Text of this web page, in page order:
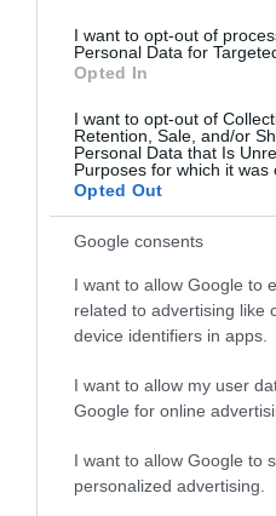
I want to opt-out of
Personal Data for
Opted In
I want to opt-out of
Retention, Sale, and/or
Personal Data that Is
Purposes for which it was
Opted Out
Google consents
I want to allow Google to
related to advertising like
device identifiers in apps.
I want to allow my user
Google for online
I want to allow Google to
personalized advertising.
πηγή
Ειδήσεις σήμερα
Οι Queens Of The
δημιούργησαν
παραπόνων για
Ανοίγει τη Δευτέρα
στην Καλλιθέα –
απέναντι σε
(βίντεο)